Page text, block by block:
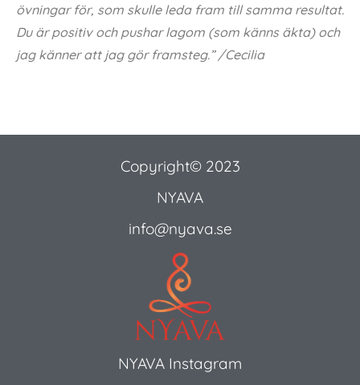
Vill du ha privatlektioner tillsammans med
någon/några; kontakta mig för pris.
”Du är fantastisk på att hitta övningar så att man
känner vad det är man skall känna och spänna det
stolt och träningssugen. Har en helt klart bättre
Du är såååå duktig” /Karin
”De övningar som jag inte kunde göra hittade du nya
övningar för, som skulle leda fram till samma resultat.
Du är positiv och pushar lagom (som känns äkta) och
jag känner att jag gör framsteg.” /Cecilia